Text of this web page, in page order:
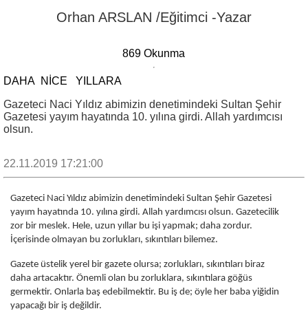
Orhan ARSLAN /Eğitimci -Yazar
869 Okunma
DAHA NİCE YILLARA
​​​​​​​Gazeteci Naci Yıldız abimizin denetimindeki Sultan Şehir
Gazetesi yayım hayatında 10. yılına girdi. Allah yardımcısı
olsun.
22.11.2019 17:21:00
Gazeteci Naci Yıldız abimizin denetimindeki Sultan Şehir Gazetesi
yayım hayatında 10. yılına girdi. Allah yardımcısı olsun. Gazetecilik
zor bir meslek. Hele, uzun yıllar bu işi yapmak; daha zordur.
İçerisinde olmayan bu zorlukları, sıkıntıları bilemez.
Gazete üstelik yerel bir gazete olursa; zorlukları, sıkıntıları biraz
daha artacaktır. Önemli olan bu zorluklara, sıkıntılara göğüs
germektir. Onlarla baş edebilmektir. Bu iş de; öyle her baba yiğidin
yapacağı bir iş değildir.